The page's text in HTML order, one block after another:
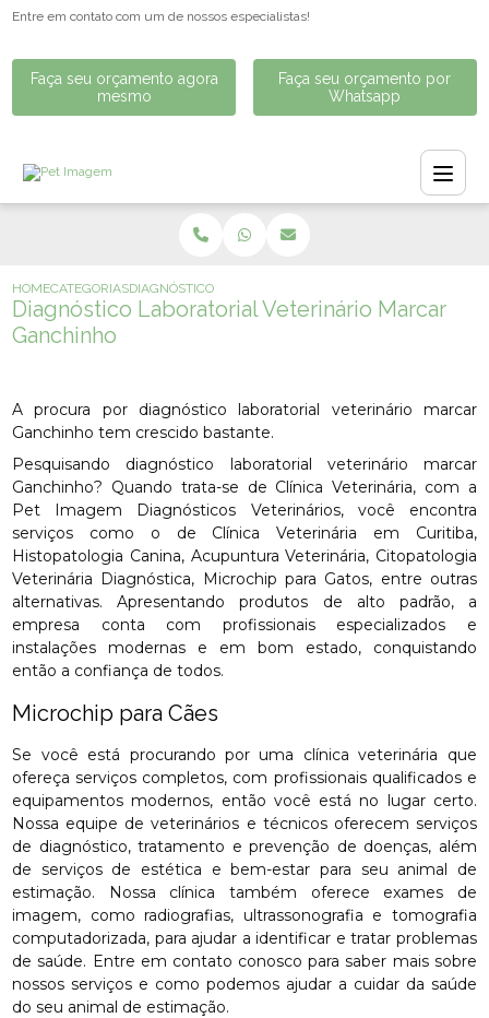
Entre em contato com um de nossos especialistas!
Faça seu orçamento agora
mesmo
Faça seu orçamento por
Whatsapp
HOMECATEGORIASDIAGNÓSTICO LABORATORIAL VETERINÁRIO MARCAR
Diagnóstico Laboratorial Veterinário Marcar
Ganchinho
A procura por diagnóstico laboratorial veterinário marcar
Ganchinho tem crescido bastante.
Pesquisando diagnóstico laboratorial veterinário marcar
Ganchinho? Quando trata-se de Clínica Veterinária, com a
Pet Imagem Diagnósticos Veterinários, você encontra
serviços como o de Clínica Veterinária em Curitiba,
Histopatologia Canina, Acupuntura Veterinária, Citopatologia
Veterinária Diagnóstica, Microchip para Gatos, entre outras
alternativas. Apresentando produtos de alto padrão, a
empresa conta com profissionais especializados e
instalações modernas e em bom estado, conquistando
então a confiança de todos.
Microchip para Cães
Se você está procurando por uma clínica veterinária que
ofereça serviços completos, com profissionais qualificados e
equipamentos modernos, então você está no lugar certo.
Nossa equipe de veterinários e técnicos oferecem serviços
de diagnóstico, tratamento e prevenção de doenças, além
de serviços de estética e bem-estar para seu animal de
estimação. Nossa clínica também oferece exames de
imagem, como radiografias, ultrassonografia e tomografia
computadorizada, para ajudar a identificar e tratar problemas
de saúde. Entre em contato conosco para saber mais sobre
nossos serviços e como podemos ajudar a cuidar da saúde
do seu animal de estimação.